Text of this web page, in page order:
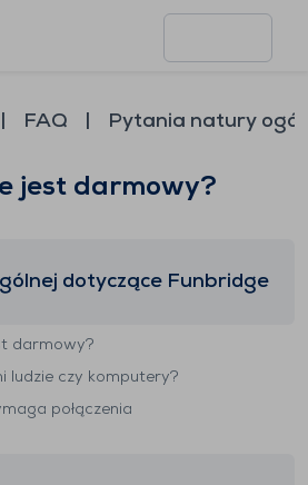
FAQ Pytania natury
jest darmowy?
dotyczące Funbridge
darmowy?
ludzie czy komputery?
połączenia